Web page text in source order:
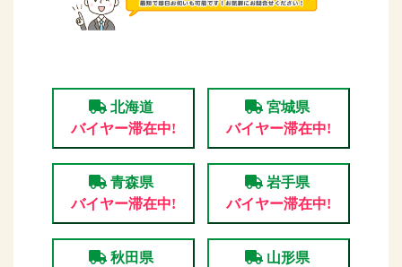
北海道
バイヤー滞在中!
宮城県
バイヤー滞在中!
青森県
バイヤー滞在中!
岩手県
バイヤー滞在中!
秋田県
山形県